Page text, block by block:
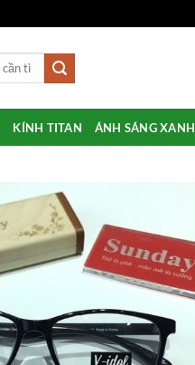
KÍNH TITAN ÁNH SÁNG XANH
Add to
Wishlist